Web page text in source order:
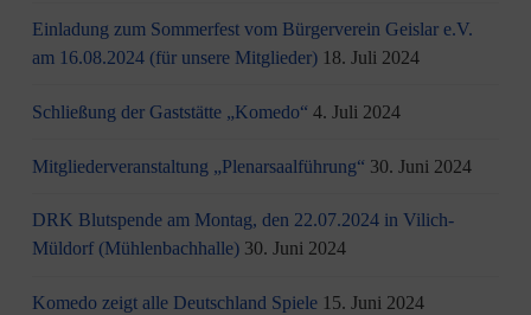
Einladung zum Sommerfest vom Bürgerverein Geislar e.V.
am 16.08.2024 (für unsere Mitglieder) 18. Juli 2024
Schließung der Gaststätte „Komedo“ 4. Juli 2024
Mitgliederveranstaltung „Plenarsaalführung“ 30. Juni 2024
DRK Blutspende am Montag, den 22.07.2024 in Vilich-
Müldorf (Mühlenbachhalle) 30. Juni 2024
Komedo zeigt alle Deutschland Spiele 15. Juni 2024